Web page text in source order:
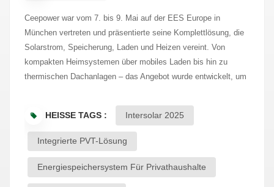
Ceepower war vom 7. bis 9. Mai auf der EES Europe in
München vertreten und präsentierte seine Komplettlösung, die
Solarstrom, Speicherung, Laden und Heizen vereint. Von
kompakten Heimsystemen über mobiles Laden bis hin zu
thermischen Dachanlagen – das Angebot wurde entwickelt, um
intelligenteren Netzen zu decken. Mit solider Technologie und
starker Produktleistung zog Ceepower während der gesamten
Veranstaltung viel Aufmerksamkeit auf sich und sorgte für
wertvolle Gespräche. Balkon-Energiespeicher: Smarte Energie
auf kleinem RaumDas Balkon-Energiespeichersystem von
Ceepower ist eine kompakte Lösung für Balkone, Dächer und
HEISSE TAGS : Intersolar 2025
Integrierte PVT-Lösung
Energiespeichersystem Für Privathaushalte